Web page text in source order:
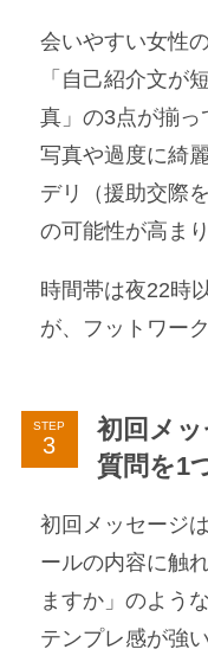
会いやすい女性
「自己紹介文が
真」の3点が揃
写真や過度に綺
デリ（援助交際
の可能性が高まり
時間帯は夜22時
が、フットワー
STEP
初回メ
質問を1
初回メッセージ
ールの内容に触
ますか」のよう
テンプレ感が強